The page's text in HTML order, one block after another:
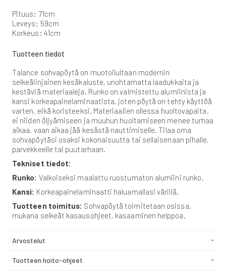
Pituus: 71cm
Leveys: 59cm
Korkeus: 41cm
Tuotteen tiedot
Talance sohvapöytä on muotoilultaan modernin
selkeälinjainen kesäkaluste, unohtamatta laadukkaita ja
kestäviä materiaaleja. Runko on valmistettu alumiinista ja
kansi korkeapainelaminaatista, joten pöytä on tehty käyttöä
varten, eikä koristeeksi. Materiaalien ollessa huoltovapaita,
ei niiden öljyämiseen ja muuhun huoltamiseen menee turhaa
aikaa, vaan aikaa jää kesästä nauttimiselle. Tilaa oma
sohvapöytäsi osaksi kokonaisuutta tai sellaisenaan pihalle,
parvekkeelle tai puutarhaan.
Tekniset tiedot:
Runko: Valkoiseksi maalattu ruostumaton alumiini runko.
Kansi: Korkeapainelaminaatti haluamallasi värillä.
Tuotteen toimitus: Sohvapöytä toimitetaan osissa,
mukana selkeät kasausohjeet, kasaaminen helppoa.
Arvostelut
Tuotteen hoito-ohjeet